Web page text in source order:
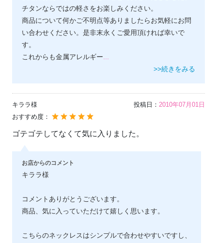
チタンならではの軽さをお楽しみください。
商品について何かご不明点等ありましたらお気軽にお問
い合わせください。是非末永くご愛用頂ければ幸いで
す。
これからも金属アレルギー
>>続きをみる
キララ様 投稿日： 2010年07月01日
おすすめ度：
ゴテゴテしてなくて気に入りました。
お店からのコメント
キララ様
コメントありがとうございます。
商品、気に入っていただけて嬉しく思います。
こちらのネックレスはシンプルで合わせやすいですし、